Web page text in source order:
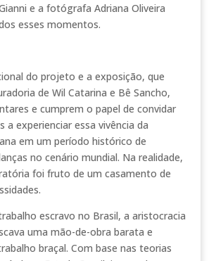
e a fotógrafa Adriana Oliveira
esses momentos.
do projeto e a exposição, que
de Wil Catarina e Bê Sancho,
e cumprem o papel de convidar
a experienciar essa vivência da
em um período histórico de
no cenário mundial. Na realidade,
foi fruto de um casamento de
escravo no Brasil, a aristocracia
uma mão-de-obra barata e
braçal. Com base nas teorias